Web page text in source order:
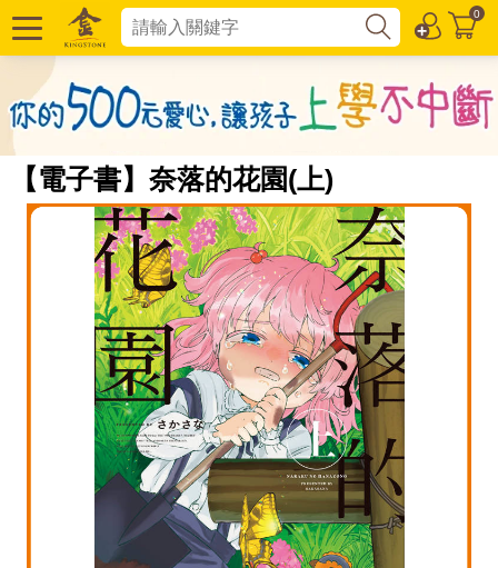
0
【電子書】奈落的花園(上)